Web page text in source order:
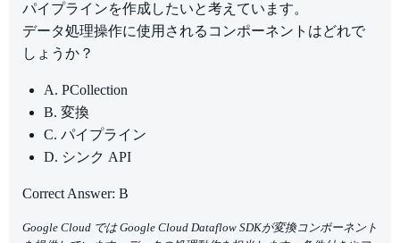
パイプラインを作成したいと考えています。
データ処理操作に使用されるコンポーネントはどれで
しょうか？
A. PCollection
B. 変換
C. パイプライン
D. シンク API
Correct Answer: B
Google Cloud では Google Cloud Dataflow SDKが変換コンポーネント